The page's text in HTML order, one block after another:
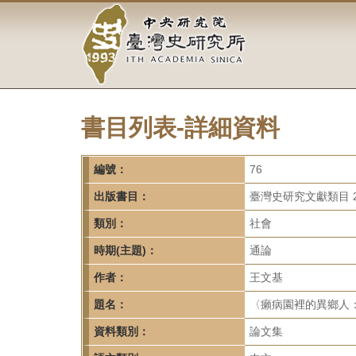
容
中
央
研
究
院-
臺
灣
史
研
究
所-
書目列表-詳細資料
編號： 76
出版書目： 臺灣史研究文獻類目
類別： 社會
時期(主題)： 通論
作者： 王文基
題名： 〈癩病園裡的異鄉
資料類別： 論文集